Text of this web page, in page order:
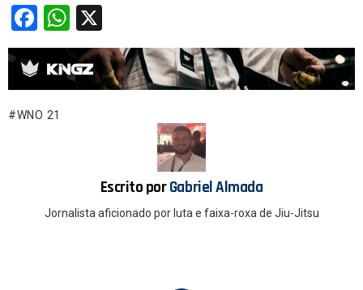
F
a
ce
b
o
W
h
at
s
WNO 21
Escrito porGabriel Almada
Jornalista aficionado por luta e faixa-roxa de Jiu-Jitsu